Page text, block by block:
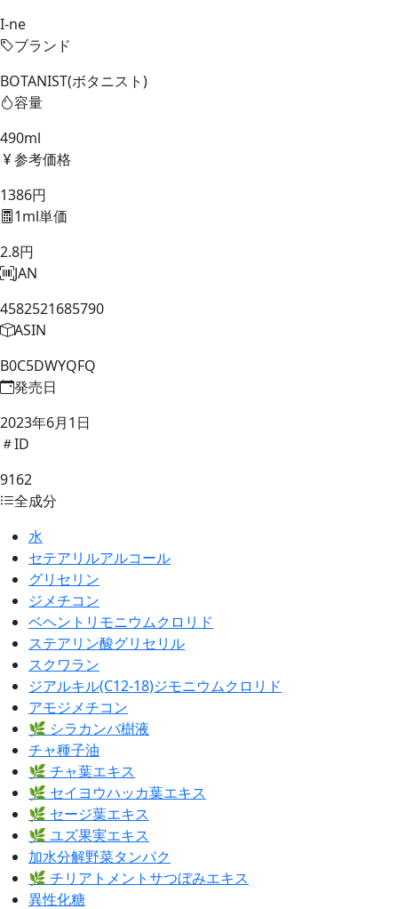
I-ne
ブランド
BOTANIST(ボタニスト)
容量
490ml
参考価格
1386円
1ml単価
2.8円
JAN
4582521685790
ASIN
B0C5DWYQFQ
発売日
2023年6月1日
ID
9162
全成分
水
セテアリルアルコール
グリセリン
ジメチコン
ベヘントリモニウムクロリド
ステアリン酸グリセリル
スクワラン
ジアルキル(C12-18)ジモニウムクロリド
アモジメチコン
🌿 シラカンバ樹液
チャ種子油
🌿 チャ葉エキス
🌿 セイヨウハッカ葉エキス
🌿 セージ葉エキス
🌿 ユズ果実エキス
加水分解野菜タンパク
🌿 チリアトメントサつぼみエキス
異性化糖